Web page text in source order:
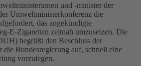
und -minister der
Umweltministerkonferenz die
das angekündigte
E-Zigaretten zeitnah umzusetzen. Die
begrüßt den Beschluss der
die Bundesregierung auf, schnell eine
vorzulegen.